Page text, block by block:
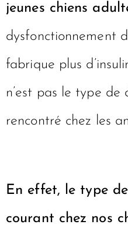
jeunes chiens
dysfonctionnement
fabrique plus
n’est pas le type de
rencontré chez les
En effet, le type
courant chez nos